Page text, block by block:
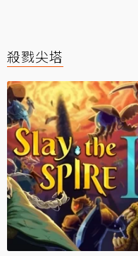
殺戮尖塔